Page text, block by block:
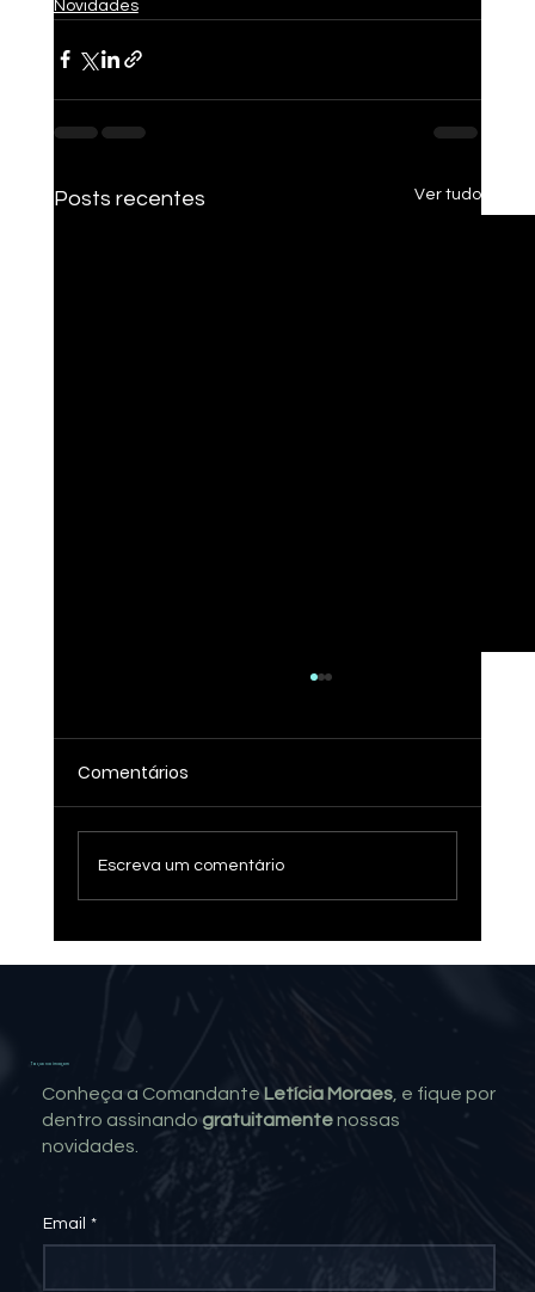
Novidades
Posts recentes Ver tudo
Anphryana, Quenya e Klingon: O
Encontro das Línguas Inventadas
Comentários
Escreva um comentário
Toque na imagem
Conheça a Comandante Letícia Moraes, e fique por
dentro assinando gratuitamentenossas
novidades.
Email *